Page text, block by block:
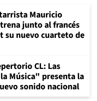
Mauricio
junto al francés
su nuevo cuarteto de
CL: Las
Música" presenta la
sonido nacional